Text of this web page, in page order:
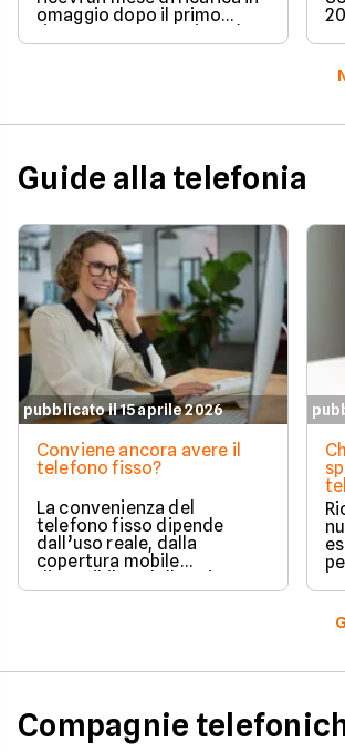
omaggio dopo il primo
valida per chi richiede la
modo automatico.
Guide alla telefonia
pubblicato il 15 aprile 2026
Conviene ancora avere il
telefono fisso?
La convenienza del
telefono fisso dipende
dall’uso reale, dalla
copertura mobile
di casa o lavoro.
Compagnie